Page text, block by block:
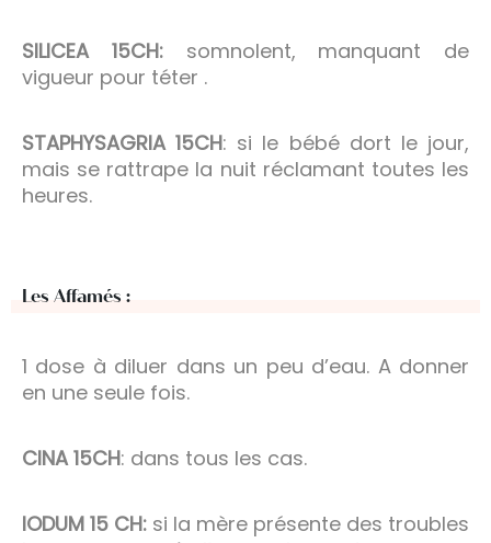
SILICEA 15CH:somnolent, manquant de
vigueur pour téter .
STAPHYSAGRIA 15CH: si le bébé dort le jour,
mais se rattrape la nuit réclamant toutes les
heures.
Les Affamés :
1 dose à diluer dans un peu d’eau. A donner
en une seule fois.
CINA 15CH: dans tous les cas.
IODUM 15 CH: si la mère présente des troubles